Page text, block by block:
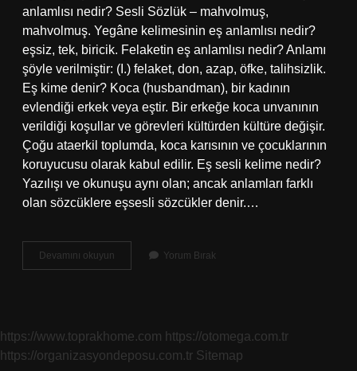
anlamlısı nedir? Sesli Sözlük – mahvolmuş,
mahvolmuş. Yegâne kelimesinin eş anlamlısı nedir?
eşsiz, tek, biricik. Felaketin eş anlamlısı nedir? Anlamı
şöyle verilmiştir: (I.) felaket, don, azap, öfke, talihsizlik.
Eş kime denir? Koca (husbandman), bir kadının
evlendiği erkek veya eştir. Bir erkeğe koca unvanının
verildiği koşullar ve görevleri kültürden kültüre değişir.
Çoğu ataerkil toplumda, koca karısının ve çocuklarının
koruyucusu olarak kabul edilir. Eş sesli kelime nedir?
Yazılışı ve okunuşu aynı olan; ancak anlamları farklı
olan sözcüklere eşsesli sözcükler denir.…
Devamını okuyun
Eş
Yorum Bırak
https://www.toprakhome.com https://otomega.com.tr
https://organizasyondeposu.com.tr Sitemap